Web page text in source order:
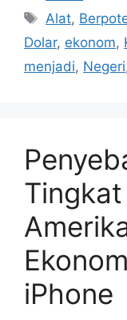
Tag
Alat,
Dolar, ekonom,
menjadi, Negeri
iPhone